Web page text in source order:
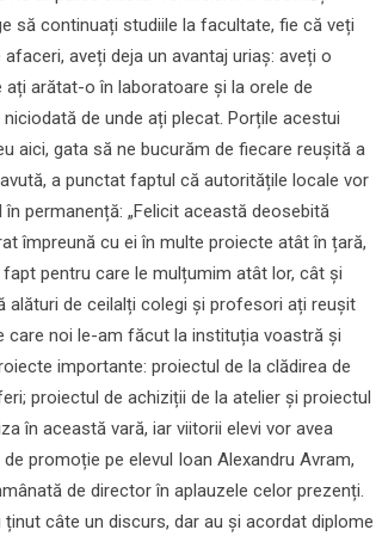
să continuați studiile la facultate, fie că veți
aveți deja un avantaj uriaș: aveți o
arătat-o în laboratoare și la orele de
de unde ați plecat. Porțile acestui
aici, gata să ne bucurăm de fiecare reușită a
a punctat faptul că autoritățile locale vor
permanență: „Felicit această deosebită
împreună cu ei în multe proiecte atât în țară,
pentru care le mulțumim atât lor, cât și
de ceilalți colegi și profesori ați reușit
care noi le-am făcut la instituția voastră și
importante: proiectul de la clădirea de
proiectul de achiziții de la atelier și proiectul
în această vară, iar viitorii elevi vor avea
promoție pe elevul Ioan Alexandru Avram,
de director în aplauzele celor prezenți.
câte un discurs, dar au și acordat diplome